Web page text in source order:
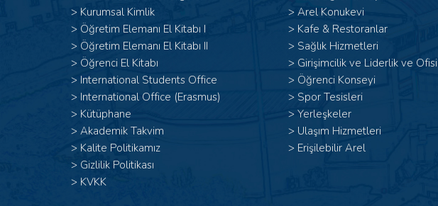
> Kurumsal Kimlik
> Öğretim Elemanı El Kitabı I
> Öğretim Elemanı El Kitabı II
> Öğrenci El Kitabı
> International Students Office
> International Office (Erasmus)
> Kütüphane
> Akademik Takvim
> Kalite Politikamız
> Gizlilik Politikası
> KVKK
> Arel Konukevi
> Kafe & Restoranlar
> Sağlık Hizmetleri
> Girişimcilik ve Liderlik ve Ofisi
> Öğrenci Konseyi
> Spor Tesisleri
> Yerleşkeler
> Ulaşım Hizmetleri
> Erişilebilir Arel